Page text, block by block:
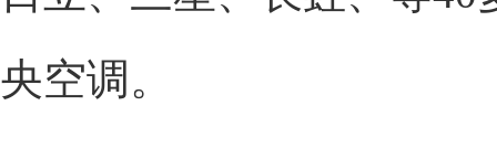
央空调。